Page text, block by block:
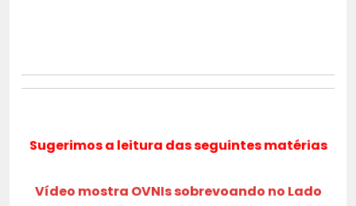
Sugerimos a leitura das seguintes matérias
Vídeo mostra OVNIs sobrevoando no Lado